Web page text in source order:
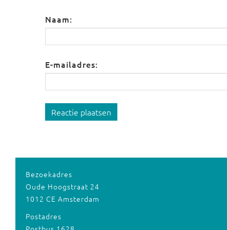
Naam:
E-mailadres:
Reactie plaatsen
Bezoekadres
Oude Hoogstraat 24
1012 CE Amsterdam
Postadres